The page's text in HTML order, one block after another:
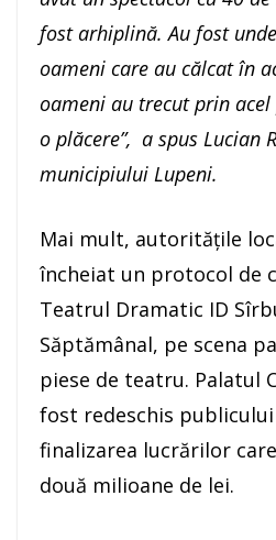
fost arhiplină. Au fost
oameni care au călcat în
oameni au trecut prin
o plăcere”, a spus Lucian
municipiului Lupeni.
Mai mult, autoritățile
încheiat un protocol de
Teatrul Dramatic ID
Săptămânal, pe scena
piese de teatru. Palatul
fost redeschis publicului
finalizarea lucrărilor
două milioane de lei.